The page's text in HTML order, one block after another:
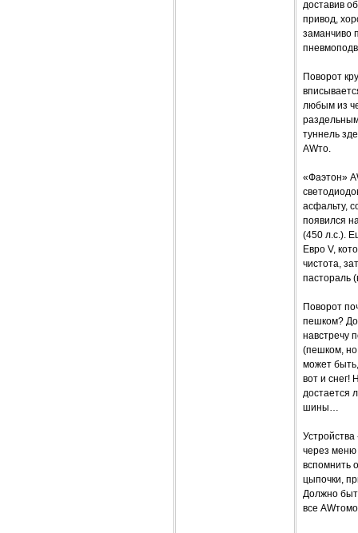
доставив
привод,
заманчиво
Поворот
любым из
туннель
AWто.
«Фаэтон»
асфальту,
появился
(450 л.с.).
Евро V,
чистота,
пастораль
Поворот
пешком?
навстречу
(пешком, но
может
вот и снег!
достается
шины…
через меню
вспомнить
цыпочки,
Должно
все